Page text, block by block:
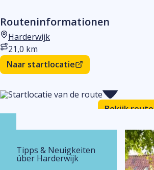
Routeninformationen
Startort
Harderwijk
Entfernung
21,0 km
Naar startlocatie
Bekijk route
Tipps & Neuigkeiten
über Harderwijk